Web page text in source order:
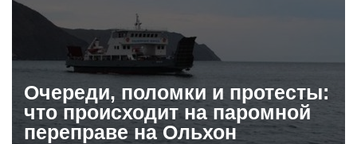
Очереди, поломки и протесты:
что происходит на паромной
переправе на Ольхон